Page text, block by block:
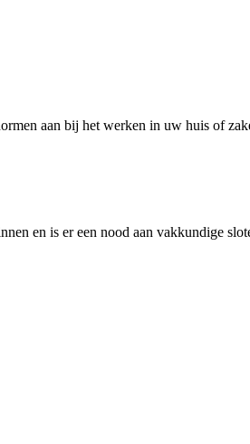
aan bij het werken in uw huis of
en is er een nood aan vakkundige